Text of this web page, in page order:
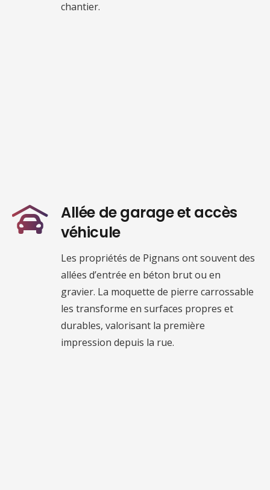
chantier.
Allée de garage et accès
véhicule
Les propriétés de Pignans ont souvent des
allées d’entrée en béton brut ou en
gravier. La moquette de pierre carrossable
les transforme en surfaces propres et
durables, valorisant la première
impression depuis la rue.